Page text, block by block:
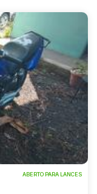
ABERTO PARA LANCES